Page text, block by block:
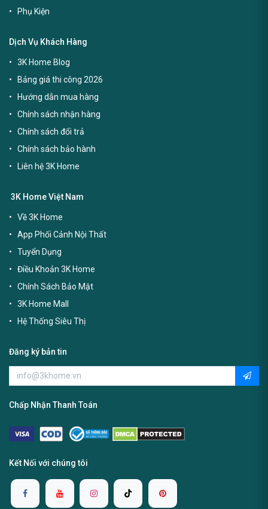
Phụ Kiện
Dịch Vụ Khách Hàng
3K Home Blog
Bảng giá thi công 2026
Hướng dẫn mua hàng
Chính sách nhận hàng
Chính sách đổi trả
Chính sách bảo hành
Liên hệ 3K Home
3K Home Việt Nam
Về 3K Home
App Phối Cảnh Nội Thất
Tuyển Dụng
Điều Khoản 3K Home
Chính Sách Bảo Mật
3K Home Mall
Hệ Thống Siêu Thị
Đăng ký bản tin
Chấp Nhận Thanh Toán
Kết Nối với chúng tôi